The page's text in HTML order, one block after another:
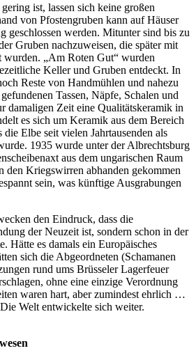
ist, lassen sich keine großen
von Pfostengruben kann auf Häuser
geschlossen werden. Mitunter sind bis zu
Gruben nachzuweisen, die später mit
wurden. „Am Roten Gut“ wurden
Keller und Gruben entdeckt. In
Reste von Handmühlen und nahezu
Tassen, Näpfe, Schalen und
damaligen Zeit eine Qualitätskeramik in
es sich um Keramik aus dem Bereich
Elbe seit vielen Jahrtausenden als
1935 wurde unter der Albrechtsburg
aus dem ungarischen Raum
den Kriegswirren abhanden gekommen
sein, was künftige Ausgrabungen
den Eindruck, dass die
der Neuzeit ist, sondern schon in der
Hätte es damals ein Europäisches
sich die Abgeordneten (Schamanen
rund ums Brüsseler Lagerfeuer
ohne eine einzige Verordnung
waren hart, aber zumindest ehrlich …
Welt entwickelte sich weiter.